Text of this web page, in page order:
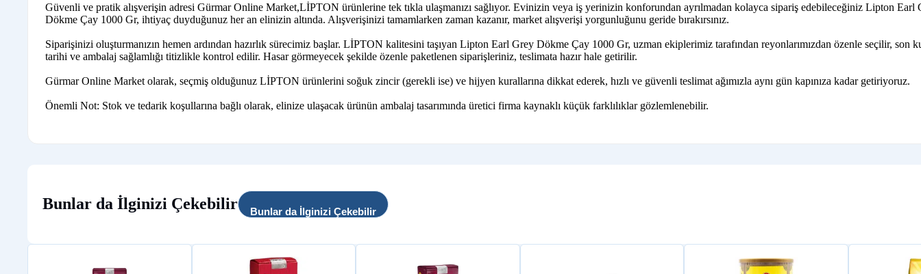
Güvenli ve pratik alışverişin adresi Gürmar Online Market,LİPTON ürünlerine tek tıkla ulaşmanızı sağlıyor. Evinizin veya iş yerinizin konforundan ayrılmadan kolayca sipariş edebileceğiniz Lipton Earl
Dökme Çay 1000 Gr, ihtiyaç duyduğunuz her an elinizin altında. Alışverişinizi tamamlarken zaman kazanır, market alışverişi yorgunluğunu geride bırakırsınız.
Siparişinizi oluşturmanızın hemen ardından hazırlık sürecimiz başlar. LİPTON kalitesini taşıyan Lipton Earl Grey Dökme Çay 1000 Gr, uzman ekiplerimiz tarafından reyonlarımızdan özenle seçilir, son
tarihi ve ambalaj sağlamlığı titizlikle kontrol edilir. Hasar görmeyecek şekilde özenle paketlenen siparişleriniz, teslimata hazır hale getirilir.
Gürmar Online Market olarak, seçmiş olduğunuz LİPTON ürünlerini soğuk zincir (gerekli ise) ve hijyen kurallarına dikkat ederek, hızlı ve güvenli teslimat ağımızla aynı gün kapınıza kadar getiriyoruz.
Önemli Not: Stok ve tedarik koşullarına bağlı olarak, elinize ulaşacak ürünün ambalaj tasarımında üretici firma kaynaklı küçük farklılıklar gözlemlenebilir.
Bunlar da İlginizi Çekebilir Bunlar da İlginizi Çekebilir